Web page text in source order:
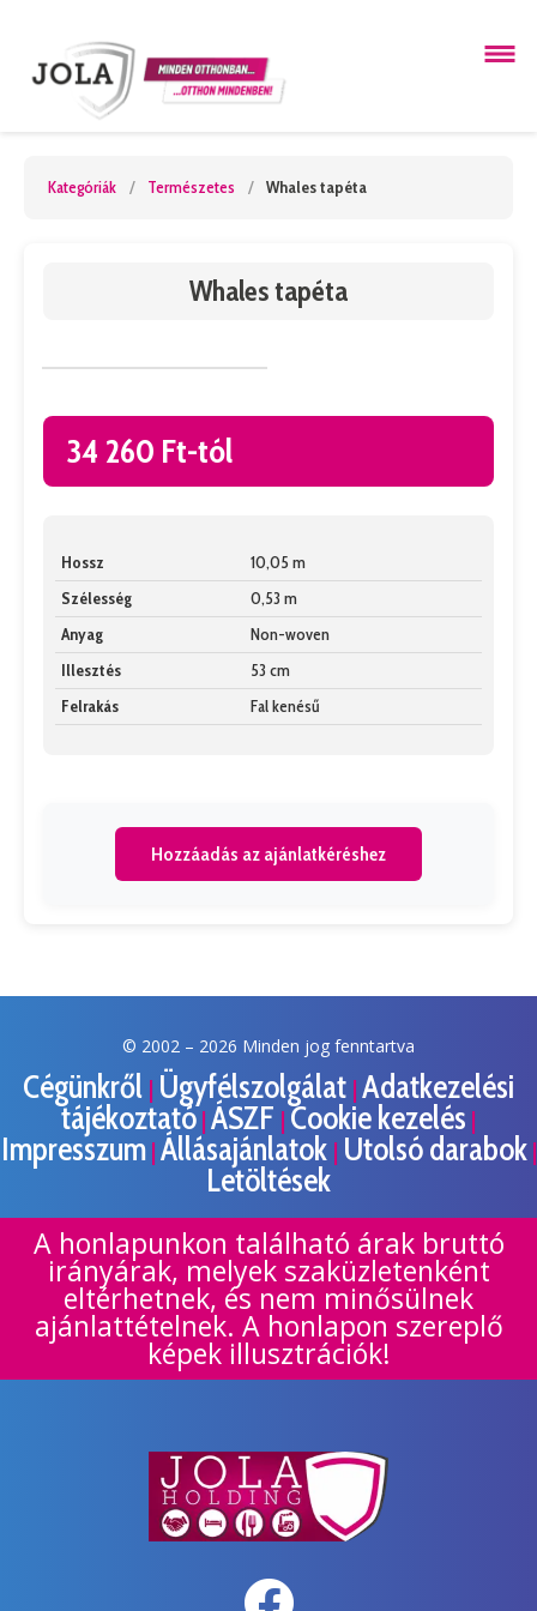
Kategóriák / Természetes / Whales tapéta
Whales tapéta
34 260 Ft-tól
Hossz
10,05 m
Szélesség
0,53 m
Anyag
Non-woven
Illesztés
53 cm
Felrakás
Fal kenésű
Hozzáadás az ajánlatkéréshez
© 2002 – 2026 Minden jog fenntartva
Cégünkről | Ügyfélszolgálat | Adatkezelési
tájékoztató | ÁSZF | Cookie kezelés |
Impresszum| Állásajánlatok | Utolsó darabok|
Letöltések
A honlapunkon található árak bruttó
irányárak, melyek szaküzletenként
eltérhetnek, és nem minősülnek
ajánlattételnek. A honlapon szereplő
képek illusztrációk!